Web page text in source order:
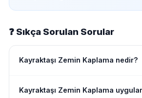
❓ Sıkça Sorulan Sorular
Kayraktaşı Zemin Kaplama nedir?
Kayraktaşı Zemin Kaplama